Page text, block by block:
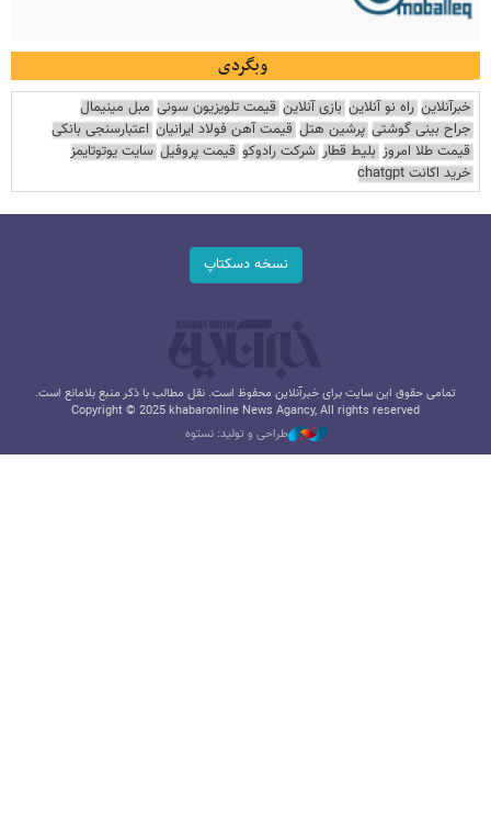
وبگردی
خبرآنلاین راه نو آنلاین بازی آنلاین قیمت تلویزیون سونی مبل مینیمال
جراح بینی گوشتی پرشین هتل قیمت آهن فولاد ایرانیان اعتبارسنجی بانکی
قیمت طلا امروز بلیط قطار شرکت رادوکو قیمت پروفیل سایت یوتوتایمز
خرید اکانت chatgpt
نسخه دسکتاپ
تمامی حقوق این سایت برای خبرآنلاین محفوظ است. نقل مطالب با ذکر منبع بلامانع است.
Copyright © 2025 khabaronline News Agancy, All rights reserved
طراحی و تولید: نستوه